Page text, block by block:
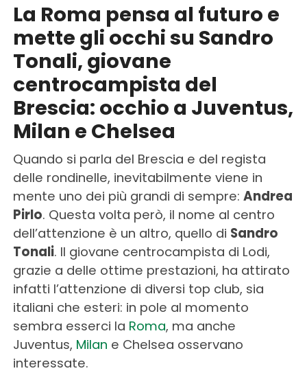
La Roma pensa al futuro e
mette gli occhi su Sandro
Tonali, giovane
centrocampista del
Brescia: occhio a Juventus,
Milan e Chelsea
Quando si parla del Brescia e del regista
delle rondinelle, inevitabilmente viene in
mente uno dei più grandi di sempre: Andrea
Pirlo. Questa volta però, il nome al centro
dell’attenzione è un altro, quello di Sandro
Tonali. Il giovane centrocampista di Lodi,
grazie a delle ottime prestazioni, ha attirato
infatti l’attenzione di diversi top club, sia
italiani che esteri: in pole al momento
sembra esserci la Roma, ma anche
Juventus, Milan e Chelsea osservano
interessate.